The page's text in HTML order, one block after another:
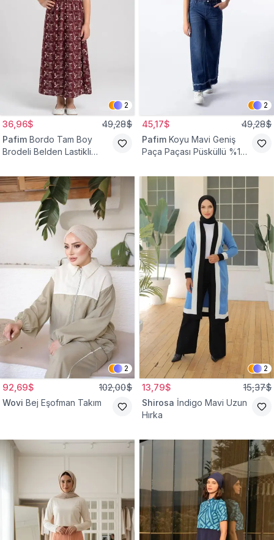
2
36,96$ 49,28$
Pafim Bordo Tam Boy
Brodeli Belden Lastikli
2
45,17$ 49,28$
Pafim Koyu Mavi Geniş
Paça Paçası Püsküllü %100
Pantolon
2
92,69$ 102,00$
Wovi Bej Eşofman Takım
2
13,79$ 15,37$
Shirosa İndigo Mavi Uzun
Hırka